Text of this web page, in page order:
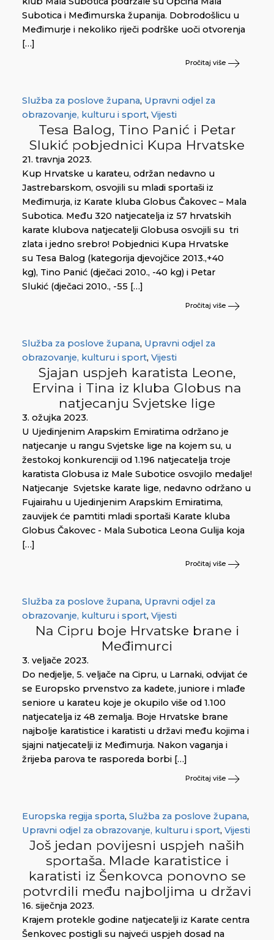
Subotica i Međimurska županija. Dobrodošlicu u
Međimurje i nekoliko riječi podrške uoči otvorenja
[…]
Pročitaj više
Služba za poslove župana, Upravni odjel za
obrazovanje, kulturu i sport, Vijesti
Tesa Balog, Tino Panić i Petar
Slukić pobjednici Kupa Hrvatske
21. travnja 2023.
Kup Hrvatske u karateu, održan nedavno u
Jastrebarskom, osvojili su mladi sportaši iz
Međimurja, iz Karate kluba Globus Čakovec – Mala
Subotica. Među 320 natjecatelja iz 57 hrvatskih
karate klubova natjecatelji Globusa osvojili su tri
zlata i jedno srebro! Pobjednici Kupa Hrvatske
su Tesa Balog (kategorija djevojčice 2013.,+40
kg), Tino Panić (dječaci 2010., -40 kg) i Petar
Slukić (dječaci 2010., -55 […]
Pročitaj više
Služba za poslove župana, Upravni odjel za
obrazovanje, kulturu i sport, Vijesti
Sjajan uspjeh karatista Leone,
Ervina i Tina iz kluba Globus na
natjecanju Svjetske lige
3. ožujka 2023.
U Ujedinjenim Arapskim Emiratima održano je
natjecanje u rangu Svjetske lige na kojem su, u
žestokoj konkurenciji od 1.196 natjecatelja troje
karatista Globusa iz Male Subotice osvojilo medalje!
Natjecanje Svjetske karate lige, nedavno održano u
Fujairahu u Ujedinjenim Arapskim Emiratima,
zauvijek će pamtiti mladi sportaši Karate kluba
Globus Čakovec - Mala Subotica Leona Gulija koja
[…]
Pročitaj više
Služba za poslove župana, Upravni odjel za
obrazovanje, kulturu i sport, Vijesti
Na Cipru boje Hrvatske brane i
Međimurci
3. veljače 2023.
Do nedjelje, 5. veljače na Cipru, u Larnaki, odvijat će
se Europsko prvenstvo za kadete, juniore i mlađe
seniore u karateu koje je okupilo više od 1.100
natjecatelja iz 48 zemalja. Boje Hrvatske brane
najbolje karatistice i karatisti u državi među kojima i
sjajni natjecatelji iz Međimurja. Nakon vaganja i
žrijeba parova te rasporeda borbi […]
Pročitaj više
Europska regija sporta, Služba za poslove župana,
Upravni odjel za obrazovanje, kulturu i sport, Vijesti
Još jedan povijesni uspjeh naših
sportaša. Mlade karatistice i
karatisti iz Šenkovca ponovno se
potvrdili među najboljima u državi
16. siječnja 2023.
Krajem protekle godine natjecatelji iz Karate centra
Šenkovec postigli su najveći uspjeh dosad na